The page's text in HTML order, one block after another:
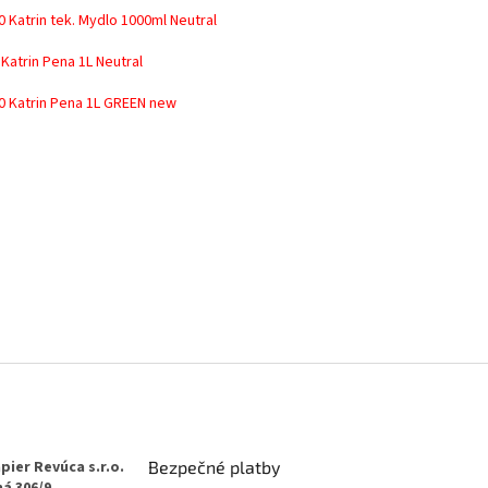
Katrin tek. Mydlo 1000ml Neutral
Pena 1L Neutral
Katrin Pena 1L GREEN new
Revúca s.r.o.
Bezpečné platby